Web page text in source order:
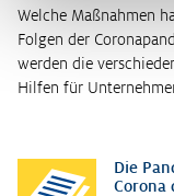
Welche Maßnahmen
Folgen der
werden die
Hilfen für
Die
Corona